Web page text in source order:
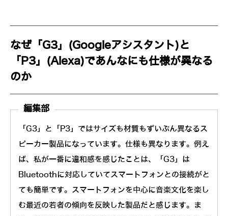
なぜ「G3」(Googleアシスタント)と
「P3」(Alexa)であんなにも仕様が異なる
のか
編集部
「G3」と「P3」ではサイズも材質もずいぶん異なるス
ピーカー製品になっています。仕様も異なります。例え
ば、私が一番に違和感を感じたことは、「G3」は
Bluetoothに対応していてスマートフォンとの接続がと
ても簡単です。スマートフォンを中心に音楽文化を楽し
む最近の若者の傾向を反映した製品だと感じます。ま